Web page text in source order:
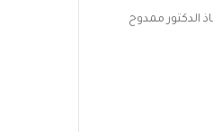
الدكتور ممدوح